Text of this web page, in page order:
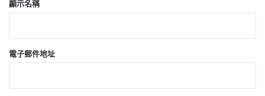
顯示名稱
電子郵件地址